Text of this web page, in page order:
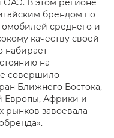
брендом по
среднего и
качеству своей
набирает
на
совершило
Ближнего Востока,
Европы, Африки и
рынков завоевала